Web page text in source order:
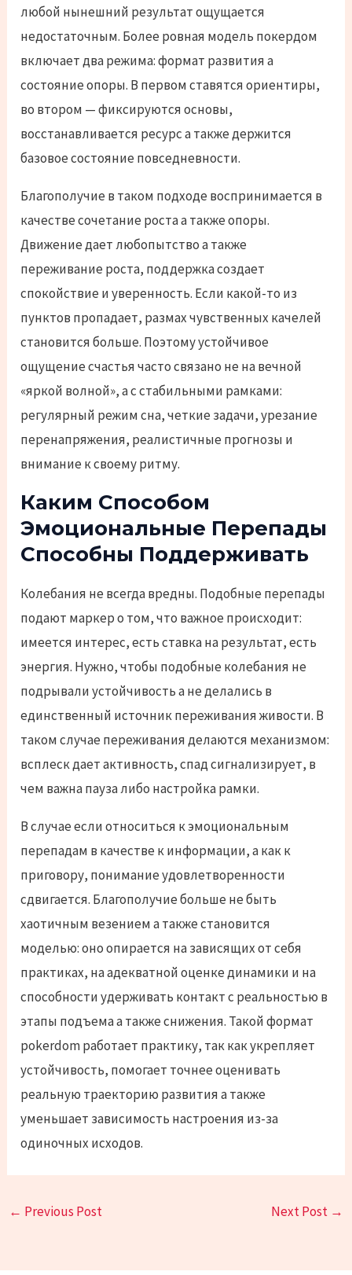
любой нынешний результат ощущается
недостаточным. Более ровная модель покердом
включает два режима: формат развития а
состояние опоры. В первом ставятся ориентиры,
во втором — фиксируются основы,
восстанавливается ресурс а также держится
базовое состояние повседневности.
Благополучие в таком подходе воспринимается в
качестве сочетание роста а также опоры.
Движение дает любопытство а также
переживание роста, поддержка создает
спокойствие и уверенность. Если какой-то из
пунктов пропадает, размах чувственных качелей
становится больше. Поэтому устойчивое
ощущение счастья часто связано не на вечной
«яркой волной», а с стабильными рамками:
регулярный режим сна, четкие задачи, урезание
перенапряжения, реалистичные прогнозы и
внимание к своему ритму.
Каким Способом
Эмоциональные Перепады
Способны Поддерживать
Колебания не всегда вредны. Подобные перепады
подают маркер о том, что важное происходит:
имеется интерес, есть ставка на результат, есть
энергия. Нужно, чтобы подобные колебания не
подрывали устойчивость а не делались в
единственный источник переживания живости. В
таком случае переживания делаются механизмом:
всплеск дает активность, спад сигнализирует, в
чем важна пауза либо настройка рамки.
В случае если относиться к эмоциональным
перепадам в качестве к информации, а как к
приговору, понимание удовлетворенности
сдвигается. Благополучие больше не быть
хаотичным везением а также становится
моделью: оно опирается на зависящих от себя
практиках, на адекватной оценке динамики и на
способности удерживать контакт с реальностью в
этапы подъема а также снижения. Такой формат
pokerdom работает практику, так как укрепляет
устойчивость, помогает точнее оценивать
реальную траекторию развития а также
уменьшает зависимость настроения из-за
одиночных исходов.
← Previous Post Next Post →